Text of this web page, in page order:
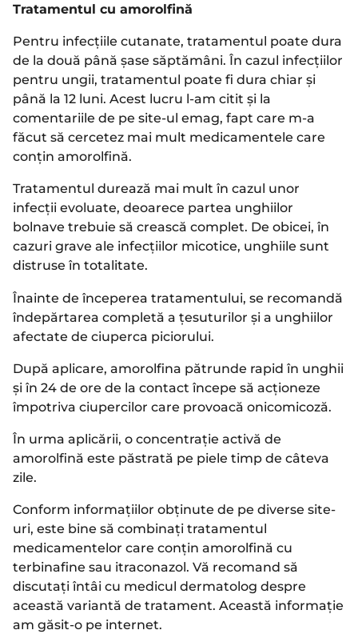
Tratamentul cu amorolfină
Pentru infecțiile cutanate, tratamentul poate dura
de la două până șase săptămâni. În cazul infecțiilor
pentru ungii, tratamentul poate fi dura chiar și
până la 12 luni. Acest lucru l-am citit și la
comentariile de pe site-ul emag, fapt care m-a
făcut să cercetez mai mult medicamentele care
conțin amorolfină.
Tratamentul durează mai mult în cazul unor
infecții evoluate, deoarece partea unghiilor
bolnave trebuie să crească complet. De obicei, în
cazuri grave ale infecțiilor micotice, unghiile sunt
distruse în totalitate.
Înainte de începerea tratamentului, se recomandă
îndepărtarea completă a țesuturilor și a unghiilor
afectate de ciuperca piciorului.
După aplicare, amorolfina pătrunde rapid în unghii
și în 24 de ore de la contact începe să acționeze
împotriva ciupercilor care provoacă onicomicoză.
În urma aplicării, o concentrație activă de
amorolfină este păstrată pe piele timp de câteva
zile.
Conform informațiilor obținute de pe diverse site-
uri, este bine să combinați tratamentul
medicamentelor care conțin amorolfină cu
terbinafine sau itraconazol. Vă recomand să
discutați întâi cu medicul dermatolog despre
această variantă de tratament. Această informație
am găsit-o pe internet.